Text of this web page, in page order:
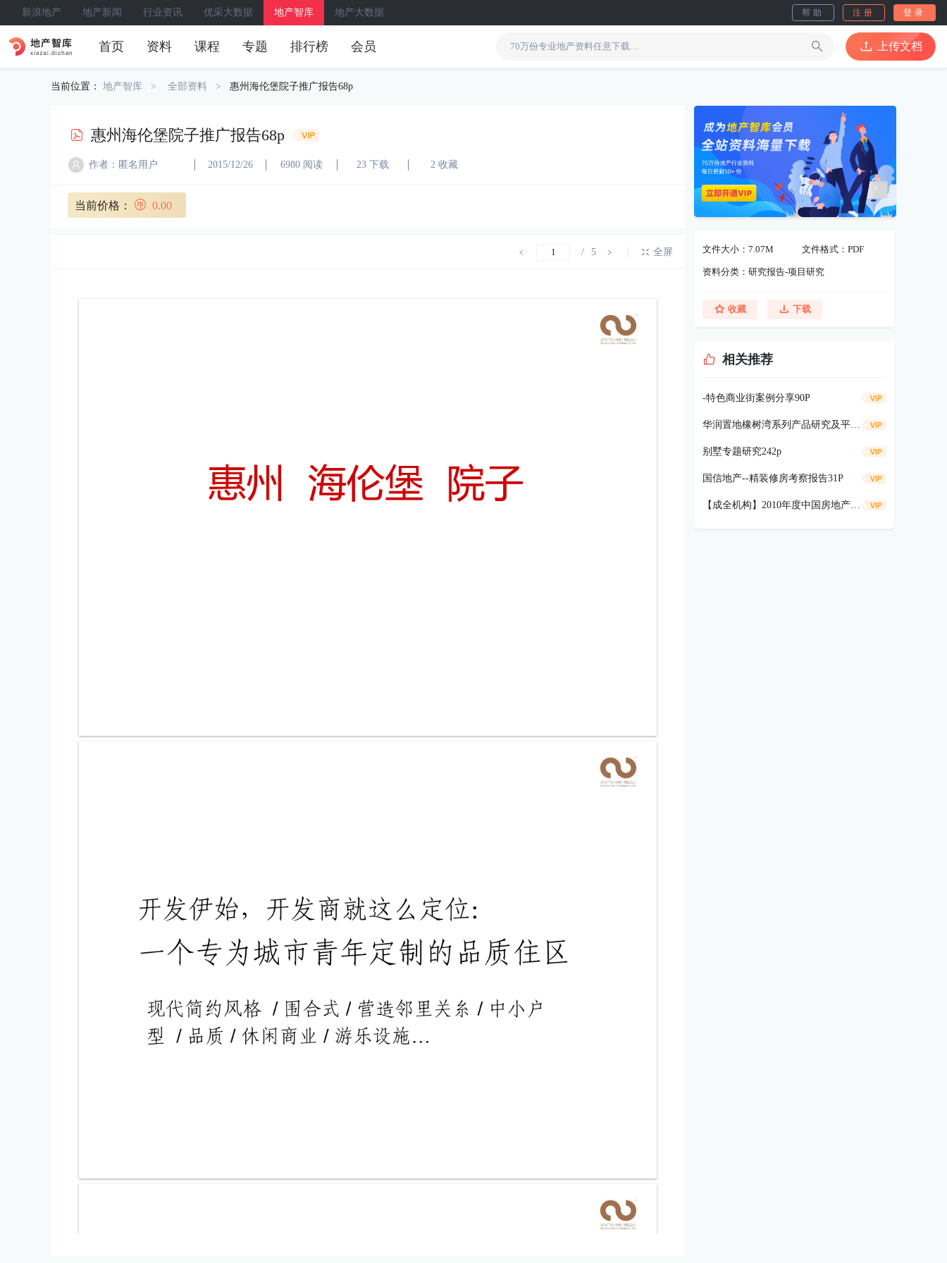
新浪地产 地产新闻 行业资讯 优采大数据 地产智库 地产大数据 帮助 注册 登录
首页 资料 课程 专题 排行榜 会员 上传文档
当前位置： 地产智库 全部资料 惠州海伦堡院子推广报告68p
惠州海伦堡院子推广报告68p
作者：匿名用户 2015/12/26 6980 阅读 23 下载 2 收藏
当前价格： 0.00
/ 5 全屏 文件大小：7.07M 文件格式：PDF
资料分类：研究报告-项目研究
收藏 下载
相关推荐
-特色商业街案例分享90P
华润置地橡树湾系列产品研究及平谷项目洋房产品探讨56P
别墅专题研究242p
国信地产--精装修房考察报告31P
【成全机构】2010年度中国房地产创新产品研究-133P